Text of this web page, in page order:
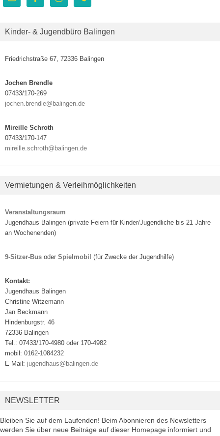
Kinder- & Jugendbüro Balingen
Friedrichstraße 67, 72336 Balingen
Jochen Brendle
07433/170-269
jochen.brendle@balingen.de
Mireille Schroth
07433/170-147
mireille.schroth@balingen.de
Vermietungen & Verleihmöglichkeiten
Veranstaltungsraum
Jugendhaus Balingen (private Feiern für Kinder/Jugendliche bis 21 Jahre
an Wochenenden)
9-Sitzer-Bus oder Spielmobil (für Zwecke der Jugendhilfe)
Kontakt:
Jugendhaus Balingen
Christine Witzemann
Jan Beckmann
Hindenburgstr. 46
72336 Balingen
Tel.: 07433/170-4980 oder 170-4982
mobil: 0162-1084232
E-Mail: jugendhaus@balingen.de
NEWSLETTER
Bleiben Sie auf dem Laufenden! Beim Abonnieren des Newsletters
werden Sie über neue Beiträge auf dieser Homepage informiert und